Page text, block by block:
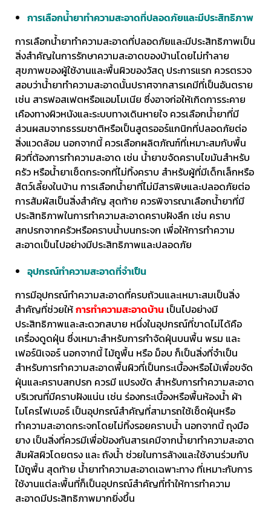
การเลือกน้ำยาทำความสะอาดที่ปลอดภัยและมีประสิทธิภาพ
การเลือกน้ำยาทำความสะอาดที่ปลอดภัยและมีประสิทธิภาพเป็น
สิ่งสำคัญในการรักษาความสะอาดของบ้านโดยไม่ทำลาย
สุขภาพของผู้ใช้งานและพื้นผิวของวัสดุ ประการแรก ควรตรวจ
สอบว่าน้ำยาทำความสะอาดนั้นปราศจากสารเคมีที่เป็นอันตราย
เช่น สารฟอสเฟตหรือแอมโมเนีย ซึ่งอาจก่อให้เกิดการระคาย
เคืองทางผิวหนังและระบบทางเดินหายใจ ควรเลือกน้ำยาที่มี
ส่วนผสมจากธรรมชาติหรือเป็นสูตรออร์แกนิกที่ปลอดภัยต่อ
สิ่งแวดล้อม นอกจากนี้ ควรเลือกผลิตภัณฑ์ที่เหมาะสมกับพื้น
ผิวที่ต้องการทำความสะอาด เช่น น้ำยาขจัดคราบไขมันสำหรับ
ครัว หรือน้ำยาเช็ดกระจกที่ไม่ทิ้งคราบ สำหรับผู้ที่มีเด็กเล็กหรือ
สัตว์เลี้ยงในบ้าน การเลือกน้ำยาที่ไม่มีสารพิษและปลอดภัยต่อ
การสัมผัสเป็นสิ่งสำคัญ สุดท้าย ควรพิจารณาเลือกน้ำยาที่มี
ประสิทธิภาพในการทำความสะอาดคราบฝังลึก เช่น คราบ
สกปรกจากครัวหรือคราบน้ำบนกระจก เพื่อให้การทำความ
สะอาดเป็นไปอย่างมีประสิทธิภาพและปลอดภัย
อุปกรณ์ทำความสะอาดที่จำเป็น
การมีอุปกรณ์ทำความสะอาดที่ครบถ้วนและเหมาะสมเป็นสิ่ง
สำคัญที่ช่วยให้การทำความสะอาดบ้าน เป็นไปอย่างมี
ประสิทธิภาพและสะดวกสบาย หนึ่งในอุปกรณ์ที่ขาดไม่ได้คือ
เครื่องดูดฝุ่น ซึ่งเหมาะสำหรับการกำจัดฝุ่นบนพื้น พรม และ
เฟอร์นิเจอร์ นอกจากนี้ ไม้ถูพื้น หรือ ม็อบ ก็เป็นสิ่งที่จำเป็น
สำหรับการทำความสะอาดพื้นผิวที่เป็นกระเบื้องหรือไม้เพื่อขจัด
ฝุ่นและคราบสกปรก ควรมี แปรงขัด สำหรับการทำความสะอาด
บริเวณที่มีคราบฝังแน่น เช่น ร่องกระเบื้องหรือพื้นห้องน้ำ ผ้า
ไมโครไฟเบอร์ เป็นอุปกรณ์สำคัญที่สามารถใช้เช็ดฝุ่นหรือ
ทำความสะอาดกระจกโดยไม่ทิ้งรอยคราบน้ำ นอกจากนี้ ถุงมือ
ยาง เป็นสิ่งที่ควรมีเพื่อป้องกันสารเคมีจากน้ำยาทำความสะอาด
สัมผัสผิวโดยตรง และ ถังน้ำ ช่วยในการล้างและใช้งานร่วมกับ
ไม้ถูพื้น สุดท้าย น้ำยาทำความสะอาดเฉพาะทาง ที่เหมาะกับการ
ใช้งานแต่ละพื้นที่ก็เป็นอุปกรณ์สำคัญที่ทำให้การทำความ
สะอาดมีประสิทธิภาพมากยิ่งขึ้น